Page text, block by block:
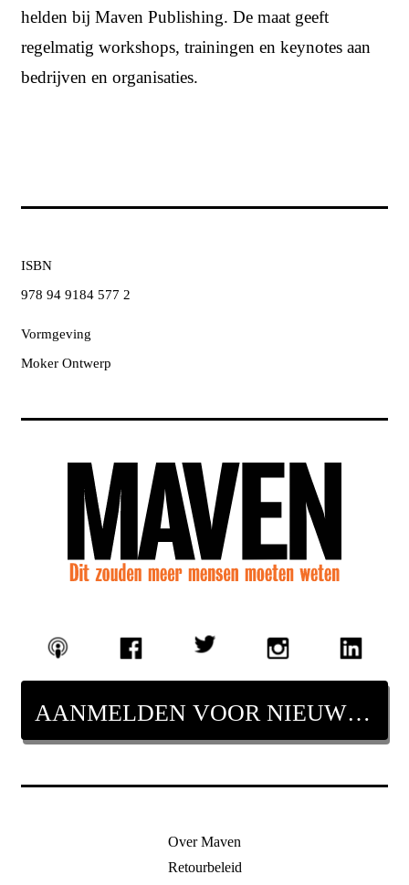
helden bij Maven Publishing. De maat geeft
regelmatig workshops, trainingen en keynotes aan
bedrijven en organisaties.
ISBN
978 94 9184 577 2
Vormgeving
Moker Ontwerp
AANMELDEN VOOR NIEUWSBRIEF
Over Maven
Retourbeleid